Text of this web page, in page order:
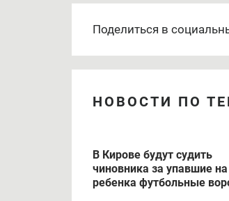
Поделиться в
НОВОСТИ ПО
В Кирове будут судить
чиновника за упавшие на
ребенка футбольные